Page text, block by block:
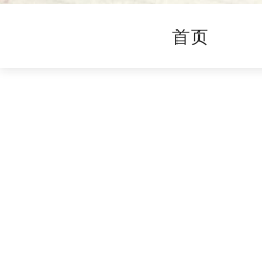
首页